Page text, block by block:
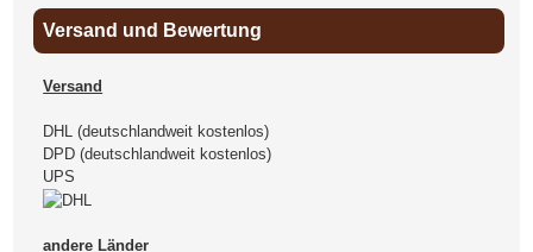
Versand und Bewertung
Versand
DHL (deutschlandweit kostenlos)
DPD (deutschlandweit kostenlos)
UPS
andere Länder